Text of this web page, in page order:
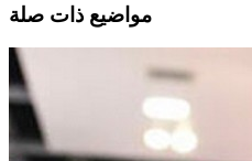
مواضيع ذات صلة